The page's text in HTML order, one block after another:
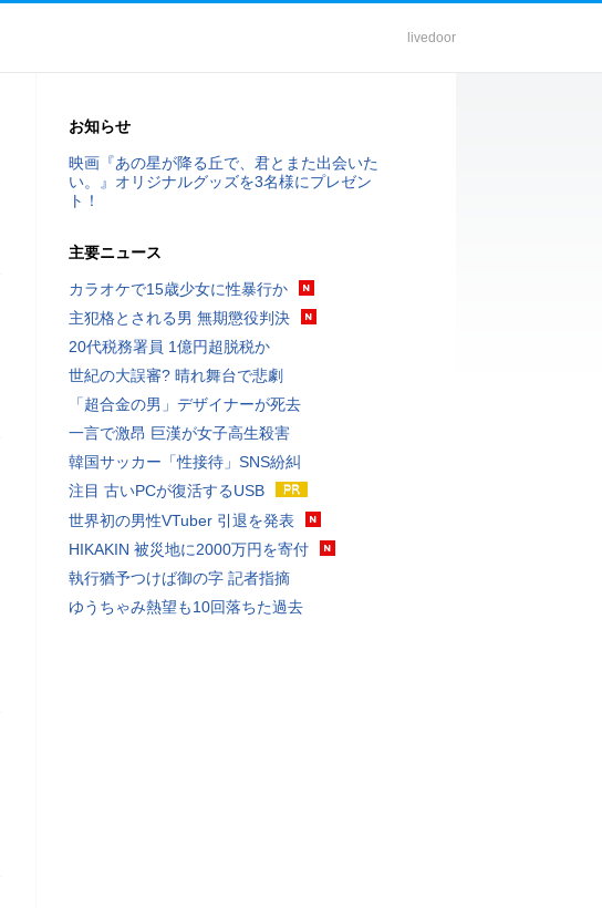
livedoor
お知らせ
映画『あの星が降る丘で、君とまた出会いた
い。』オリジナルグッズを3名様にプレゼン
ト！
主要ニュース
カラオケで15歳少女に性暴行か
主犯格とされる男 無期懲役判決
20代税務署員 1億円超脱税か
世紀の大誤審? 晴れ舞台で悲劇
「超合金の男」デザイナーが死去
一言で激昂 巨漢が女子高生殺害
韓国サッカー「性接待」SNS紛糾
注目 古いPCが復活するUSB
世界初の男性VTuber 引退を発表
HIKAKIN 被災地に2000万円を寄付
執行猶予つけば御の字 記者指摘
ゆうちゃみ熱望も10回落ちた過去